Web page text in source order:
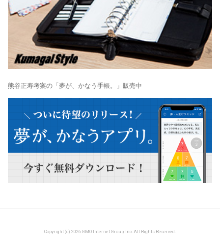
熊谷正寿考案の「夢が、かなう手帳。」販売中
Copyright (c) 2026 GMO Internet Group, Inc. All Rights Reserved.